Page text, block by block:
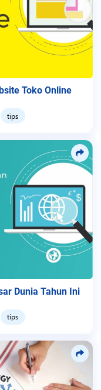
Toko Online
tips
Dunia Tahun Ini
tips